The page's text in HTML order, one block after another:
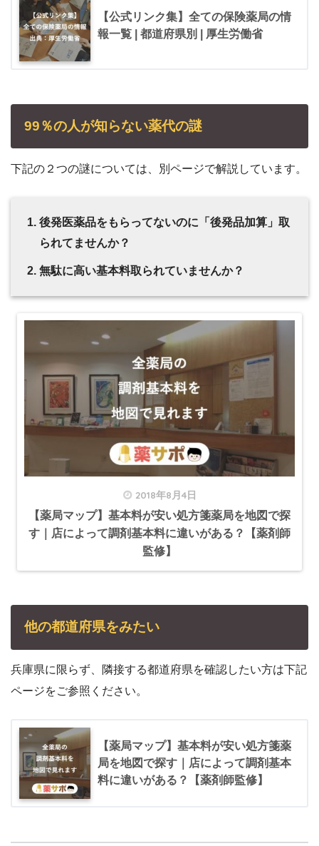
【公式リンク集】全ての保険薬局の情
報一覧 | 都道府県別 | 厚生労働省
99％の人が知らない薬代の謎
下記の２つの謎については、別ページで解説しています。
後発医薬品をもらってないのに「後発品加算」取
られてませんか？
無駄に高い基本料取られていませんか？
2018年8月4日
【薬局マップ】基本料が安い処方箋薬局を地図で探
す｜店によって調剤基本料に違いがある？【薬剤師
監修】
他の都道府県をみたい
兵庫県に限らず、隣接する都道府県を確認したい方は下記
ページをご参照ください。
【薬局マップ】基本料が安い処方箋薬
局を地図で探す｜店によって調剤基本
料に違いがある？【薬剤師監修】